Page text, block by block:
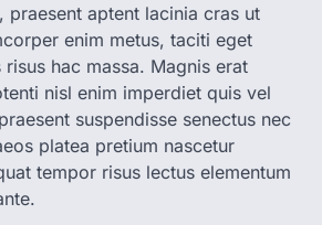
More Khabar August 7, 2026
राष्ट्रीय कृमि मुक्ति दिवस भारत सरकार द्वारा
के स्वास्थ्य सुधार के लिए वर्ष…
CHHATTISGARH
: मुख्यमंत्री विष्णुदेव साय के नेतृत्व में
को बड़ी उपलब्धि
More Khabar
praesent aptent lacinia cras ut
enim metus, taciti eget
hac massa. Magnis erat
nisl enim imperdiet quis vel
suspendisse senectus nec
platea pretium nascetur
tempor risus lectus elementum